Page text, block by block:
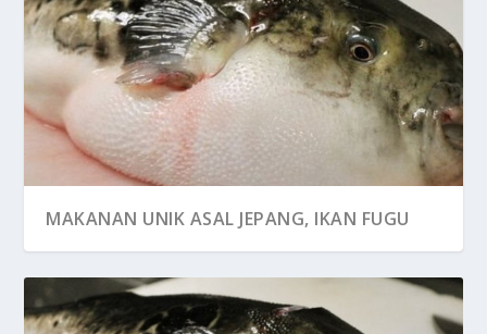
MAKANAN UNIK ASAL JEPANG, IKAN FUGU